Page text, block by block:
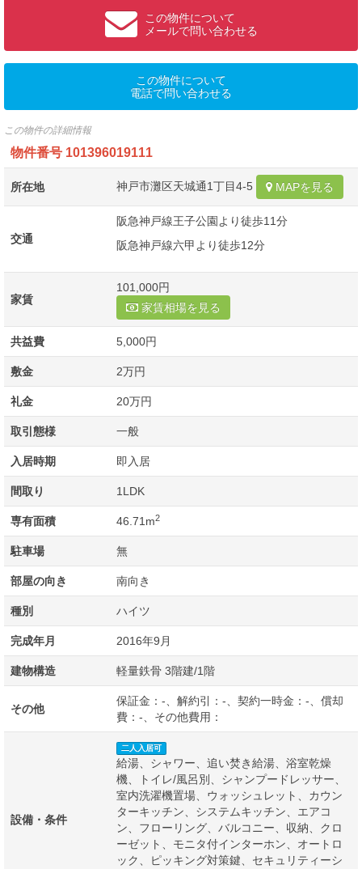
この物件について
メールで問い合わせる
この物件について
電話で問い合わせる
この物件の詳細情報
物件番号 101396019111
所在地 神戸市灘区天城通1丁目4-5 MAPを見る
交通
阪急神戸線王子公園より徒歩11分
阪急神戸線六甲より徒歩12分
家賃
101,000円
家賃相場を見る
共益費 5,000円
敷金 2万円
礼金 20万円
取引態様 一般
入居時期 即入居
間取り 1LDK
専有面積 46.71m2
駐車場 無
部屋の向き 南向き
種別 ハイツ
完成年月 2016年9月
建物構造 軽量鉄骨 3階建/1階
その他
保証金：-、解約引：-、契約一時金：-、償却
費：-、その他費用：
設備・条件
二人入居可
給湯、シャワー、追い焚き給湯、浴室乾燥
機、トイレ/風呂別、シャンプードレッサー、
室内洗濯機置場、ウォッシュレット、カウン
ターキッチン、システムキッチン、エアコ
ン、フローリング、バルコニー、収納、クロ
ーゼット、モニタ付インターホン、オートロ
ック、ピッキング対策鍵、セキュリティーシ